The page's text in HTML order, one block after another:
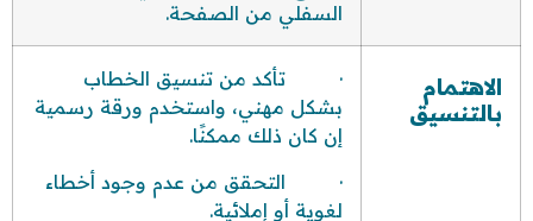
السفلي من الصفحة.
الاهتمام
بالتنسيق
· تأكد من تنسيق الخطاب
بشكل مهني، واستخدم ورقة رسمية
إن كان ذلك ممكنًا.
· التحقق من عدم وجود أخطاء
لغوية أو إملائية.